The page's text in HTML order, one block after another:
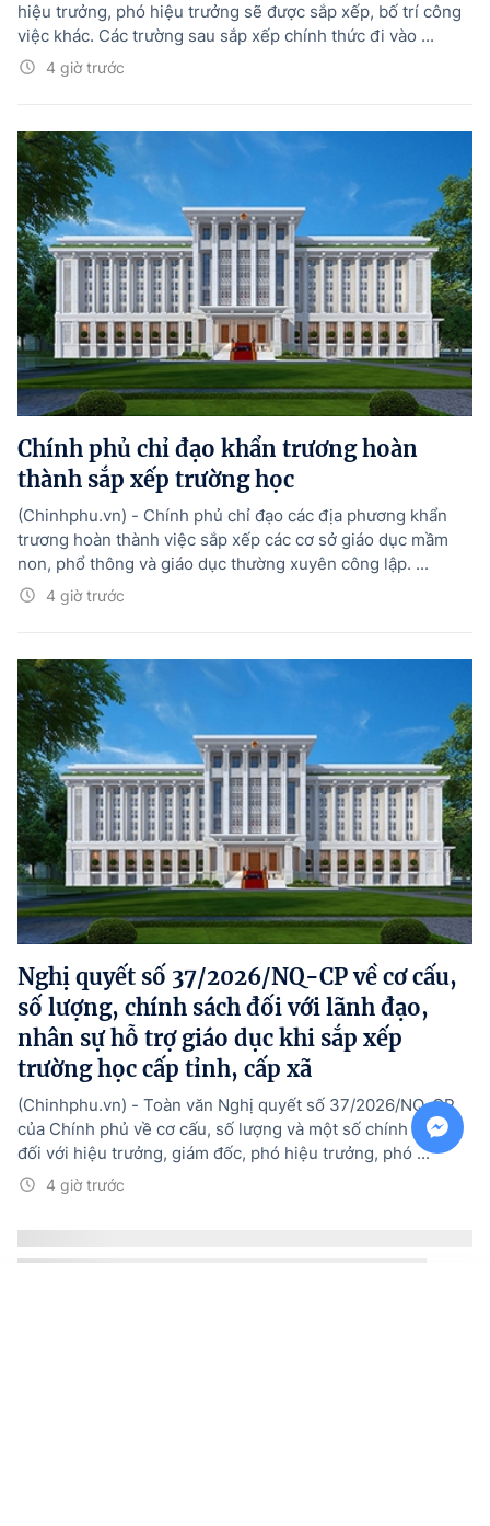
4 giờ trước
hiệu trưởng, phó hiệu trưởng sẽ được sắp xếp, bố trí công
việc khác. Các trường sau sắp xếp chính thức đi vào ...
Chính phủ chỉ đạo khẩn trương hoàn
thành sắp xếp trường học
4 giờ trước
(Chinhphu.vn) - Chính phủ chỉ đạo các địa phương khẩn
trương hoàn thành việc sắp xếp các cơ sở giáo dục mầm
non, phổ thông và giáo dục thường xuyên công lập. ...
Nghị quyết số 37/2026/NQ-CP về cơ cấu,
số lượng, chính sách đối với lãnh đạo,
nhân sự hỗ trợ giáo dục khi sắp xếp
trường học cấp tỉnh, cấp xã
4 giờ trước
(Chinhphu.vn) - Toàn văn Nghị quyết số 37/2026/NQ-CP
của Chính phủ về cơ cấu, số lượng và một số chính sách
đối với hiệu trưởng, giám đốc, phó hiệu trưởng, phó ...